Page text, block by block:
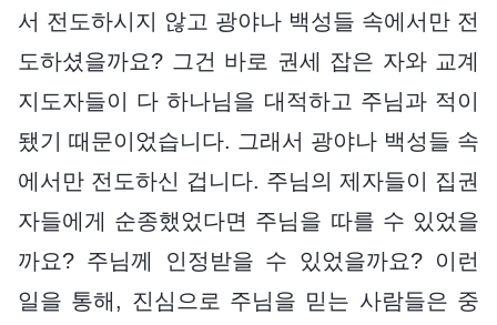
서 전도하시지 않고 광야나 백성들 속에서만 전
도하셨을까요? 그건 바로 권세 잡은 자와 교계
지도자들이 다 하나님을 대적하고 주님과 적이
됐기 때문이었습니다. 그래서 광야나 백성들 속
에서만 전도하신 겁니다. 주님의 제자들이 집권
자들에게 순종했었다면 주님을 따를 수 있었을
까요? 주님께 인정받을 수 있었을까요? 이런
일을 통해, 진심으로 주님을 믿는 사람들은 중